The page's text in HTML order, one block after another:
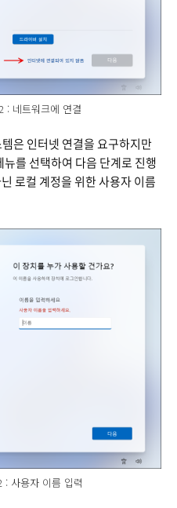
네트워크에 연결
은 인터넷 연결을 요구하지만
뉴를 선택하여 다음 단계로 진행
로컬 계정을 위한 사용자 이름
사용자 이름 입력